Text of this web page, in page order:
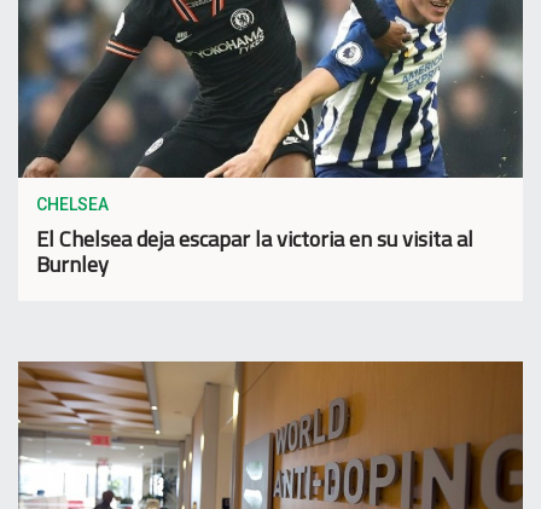
CHELSEA
El Chelsea deja escapar la victoria en su visita al
Burnley